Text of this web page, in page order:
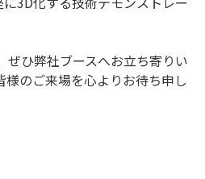
ぜひ弊社ブースへお立ち寄りい
様のご来場を心よりお待ち申し